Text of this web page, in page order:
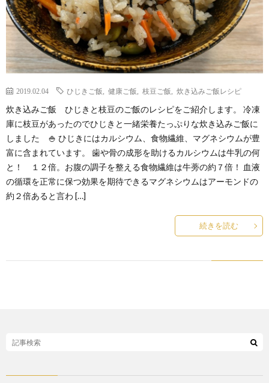
2019.02.04 ひじきご飯 健康ご飯 枝豆ご飯 炊き込みご飯レシピ
炊き込みご飯 ひじきと枝豆のご飯のレシピをご紹介します。 冷凍
庫に枝豆があったのでひじきと一緒栄養たっぷりな炊き込みご飯に
しました 🍚 ひじきにはカルシウム、食物繊維、マグネシウムが豊
富に含まれています。 歯や骨の成形を助けるカルシウムは牛乳の何
と！ １２倍。お腹の調子を整える食物繊維は牛蒡の約７倍！ 血液
の循環を正常に保つ効果を期待できるマグネシウムはアーモンドの
約２倍あると言わ […]
続きを読む